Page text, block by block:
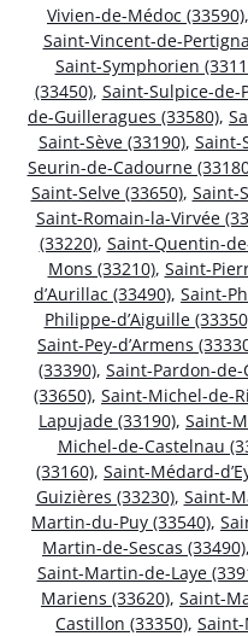
Vivien-de-Médoc (33590),
Saint-Vincent-de-
Saint-Symphorien
(33450), Saint-Sulpice-de-
de-Guilleragues (33580),
Saint-Sève (33190), Saint-
Seurin-de-Cadourne
Saint-Selve (33650), Saint-
Saint-Romain-la-Virvée
(33220), Saint-Quentin-
Mons (33210), Saint-
d’Aurillac (33490), Saint-
Philippe-d’Aiguille
Saint-Pey-d’Armens
(33390), Saint-Pardon-de-
(33650), Saint-Michel-de-
Lapujade (33190), Saint-
Michel-de-Castelnau
(33160), Saint-Médard-
Guizières (33230), Saint-
Martin-du-Puy (33540),
Martin-de-Sescas (33490),
Saint-Martin-de-Laye
Mariens (33620), Saint-
Castillon (33350), Saint-